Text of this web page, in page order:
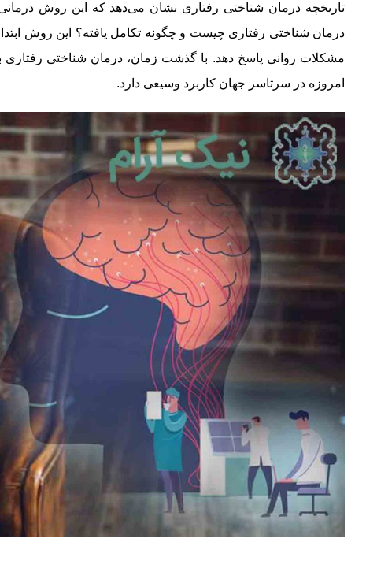
درمان شناختی رفتاری چیست و چگونه تکامل یافته؟ این روش
مشکلات روانی پاسخ دهد. با گذشت زمان، درمان شناختی
امروزه در سرتاسر جهان کاربرد وسیعی دارد.